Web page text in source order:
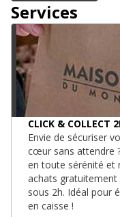
Services
CLICK & COLLECT
Envie de sécuriser
cœur sans attendre
en toute sérénité et
achats gratuitement
sous 2h. Idéal pour
en caisse !